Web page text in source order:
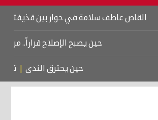
سلامة في حوار بين قذيفتين | كتاب
حين يصبح الإصلاح قراراً.. من كربلاء
حين يحترق الندى تشييع